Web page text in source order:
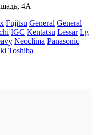
4А
Fujitsu General General
IGC Kentatsu Lessar Lg
Neoclima Panasonic
Toshiba